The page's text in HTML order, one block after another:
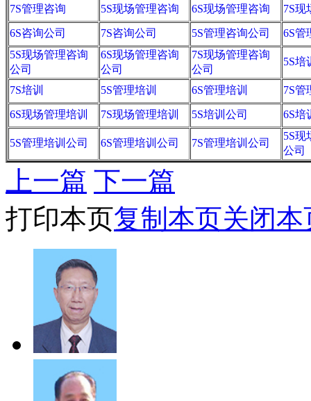
7S管理咨询 5S现场管理咨询 6S现场管理咨询 7S现
6S咨询公司 7S咨询公司 5S管理咨询公司
6S管
5S现场管理咨询
公司
6S现场管理咨询
公司
7S现场管理咨询
公司
5S培
7S培训 5S管理培训 6S管理培训 7S管
6S现场管理培训 7S现场管理培训 5S培训公司 6S培
5S管理培训公司 6S管理培训公司 7S管理培训公司
5S现
公司
上一篇 下一篇
打印本页复制本页关闭本